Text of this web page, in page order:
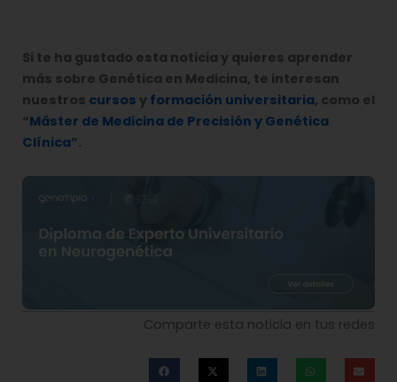
Si te ha gustado esta noticia y quieres aprender
más sobre Genética en Medicina, te interesan
nuestros cursos y formación universitaria, como el
“Máster de Medicina de Precisión y Genética
Clínica”.
Comparte esta noticia en tus redes